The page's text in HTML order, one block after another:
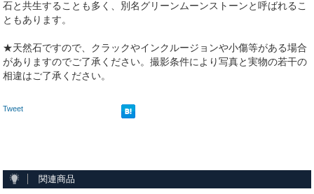
石と共生することも多く、別名グリーンムーンストーンと呼ばれるこ
ともあります。
★天然石ですので、クラックやインクルージョンや小傷等がある場合
がありますのでご了承ください。撮影条件により写真と実物の若干の
相違はご了承ください。
Tweet
関連商品